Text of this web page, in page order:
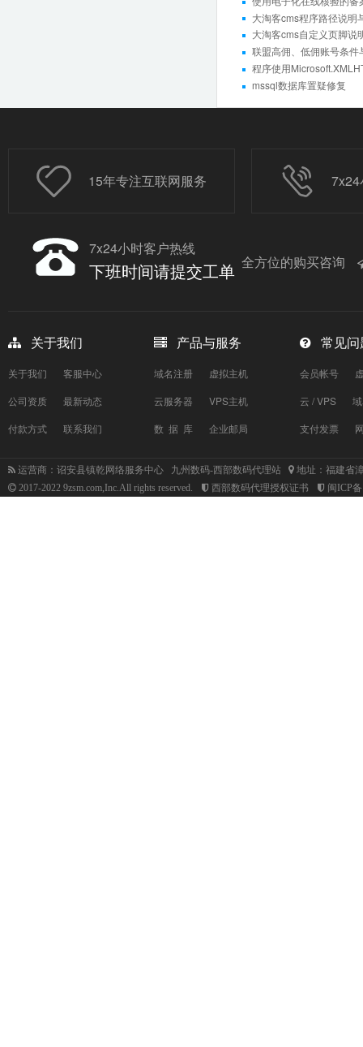
大淘客cms程序路径说明
大淘客cms自定义页脚说
联盟高佣、低佣账号条件
程序使用
mssql数据库置疑修复
15年专注互联网服务
7x24小时客户热线
下班时间请提交工单 全方位的购买咨询
关于我们
关于我们
客服中心
公司资质
最新动态
付款方式
联系我们
产品与服务
域名注册
虚拟主机
云服务器
VPS主机
数 据 库
企业邮局
常见问
会员帐号
云 / VPS
支付发票
运营商：诏安县镇乾网络服务中心 九州数码-西部数码代理站
地址：福建省
2017-2022 9zsm.com,Inc.All rights reserved.
西部数码代理授权证书 闽ICP